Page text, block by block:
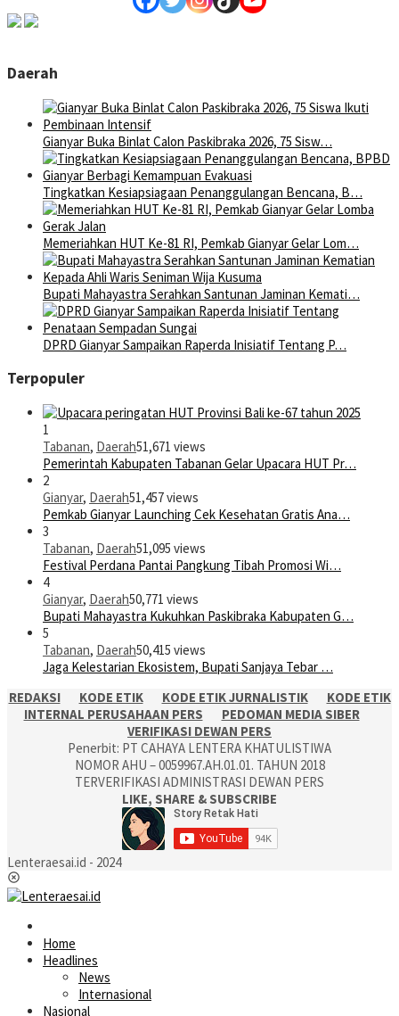
Daerah
Gianyar Buka Binlat Calon Paskibraka 2026, 75 Sisw…
Tingkatkan Kesiapsiagaan Penanggulangan Bencana, B…
Memeriahkan HUT Ke-81 RI, Pemkab Gianyar Gelar Lom…
Bupati Mahayastra Serahkan Santunan Jaminan Kemati…
DPRD Gianyar Sampaikan Raperda Inisiatif Tentang P…
Terpopuler
1
Tabanan, Daerah51,671 views
Pemerintah Kabupaten Tabanan Gelar Upacara HUT Pr…
2
Gianyar, Daerah51,457 views
Pemkab Gianyar Launching Cek Kesehatan Gratis Ana…
3
Tabanan, Daerah51,095 views
Festival Perdana Pantai Pangkung Tibah Promosi Wi…
4
Gianyar, Daerah50,771 views
Bupati Mahayastra Kukuhkan Paskibraka Kabupaten G…
5
Tabanan, Daerah50,415 views
Jaga Kelestarian Ekosistem, Bupati Sanjaya Tebar …
REDAKSI
KODE ETIK KODE ETIK JURNALISTIK
KODE ETIK
INTERNAL PERUSAHAAN PERS
PEDOMAN MEDIA SIBER
VERIFIKASI DEWAN PERS
Penerbit: PT CAHAYA LENTERA KHATULISTIWA
NOMOR AHU – 0059967.AH.01.01. TAHUN 2018
TERVERIFIKASI ADMINISTRASI DEWAN PERS
LIKE, SHARE & SUBSCRIBE
Lenteraesai.id - 2024
Home
Headlines
News
Internasional
Nasional